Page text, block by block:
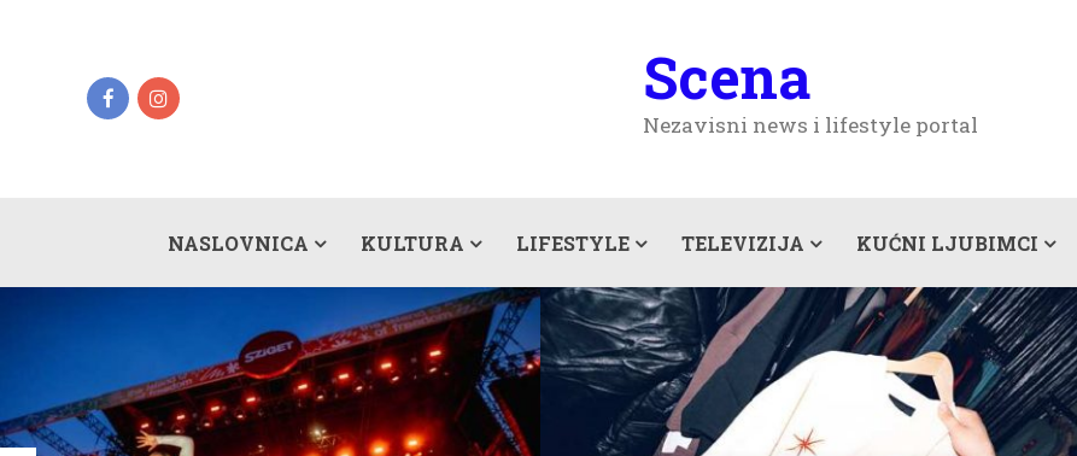
Scena
Nezavisni news i lifestyle portal
NASLOVNICA KULTURA LIFESTYLE TELEVIZIJA KUĆNI LJUBIMCI